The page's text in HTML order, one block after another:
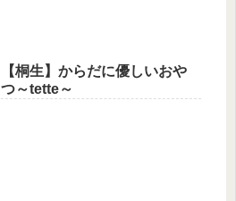
【桐生】からだに優しいおや
つ～tette～